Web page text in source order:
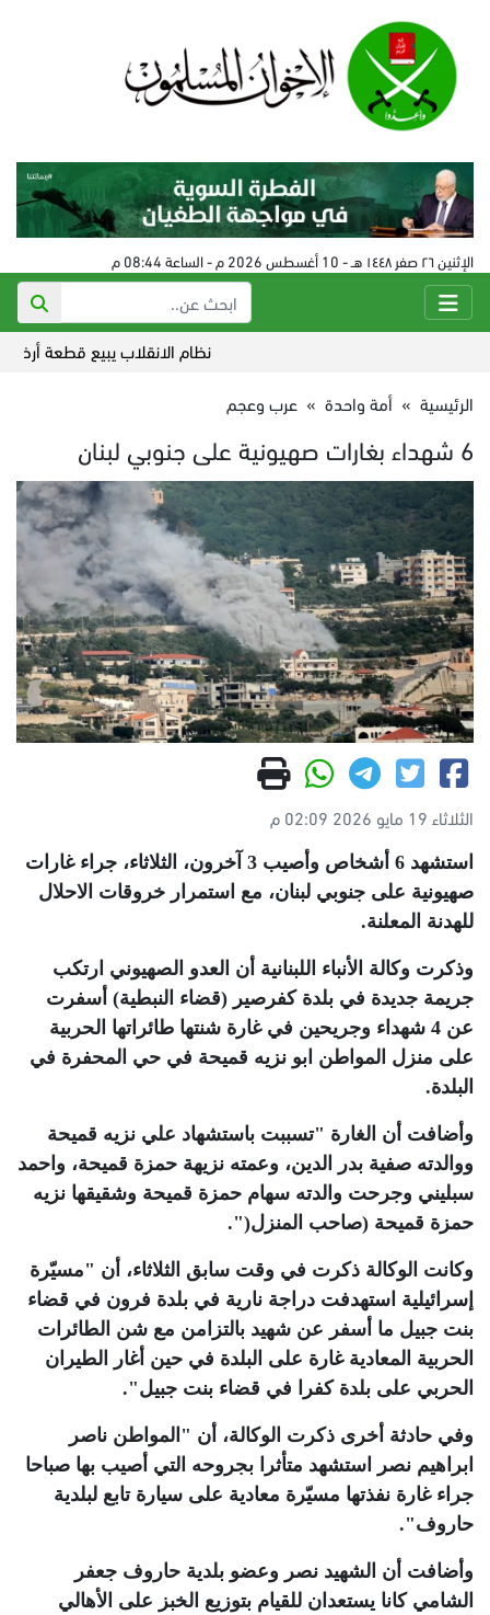
الإثنين ٢٦ صفر ١٤٤٨ هـ - 10 أغسطس 2026 م - الساعة 08:44 م
نظام الانقلاب يبيع قطعة أرض
الرئيسية » أمة واحدة » عرب وعجم
6 شهداء بغارات صهيونية على جنوبي لبنان
الثلاثاء 19 مايو 2026 02:09 م
استشهد 6 أشخاص وأصيب 3 آخرون، الثلاثاء، جراء غارات
صهيونية على جنوبي لبنان، مع استمرار خروقات الاحلال
للهدنة المعلنة.
وذكرت وكالة الأنباء اللبنانية أن العدو الصهيوني ارتكب
جريمة جديدة في بلدة كفرصير (قضاء النبطية) أسفرت
عن 4 شهداء وجريحين في غارة شنتها طائراتها الحربية
على منزل المواطن ابو نزيه قميحة في حي المحفرة في
البلدة.
وأضافت أن الغارة "تسببت باستشهاد علي نزيه قميحة
ووالدته صفية بدر الدين، وعمته نزيهة حمزة قميحة، واحمد
سبليني وجرحت والدته سهام حمزة قميحة وشقيقها نزيه
حمزة قميحة (صاحب المنزل)
"
.
وكانت الوكالة ذكرت في وقت سابق الثلاثاء، أن "مسيّرة
إسرائيلية استهدفت دراجة نارية في بلدة فرون في قضاء
بنت جبيل ما أسفر عن شهيد بالتزامن مع شن الطائرات
الحربية المعادية غارة على البلدة في حين أغار الطيران
الحربي على بلدة كفرا في قضاء بنت جبيل".
وفي حادثة أخرى ذكرت الوكالة، أن "المواطن ناصر
ابراهيم نصر استشهد متأثرا بجروحه التي أصيب بها صباحا
جراء غارة نفذتها مسيّرة معادية على سيارة تابع لبلدية
حاروف".
وأضافت أن الشهيد نصر وعضو بلدية حاروف جعفر
الشامي كانا يستعدان للقيام بتوزيع الخبز على الأهالي